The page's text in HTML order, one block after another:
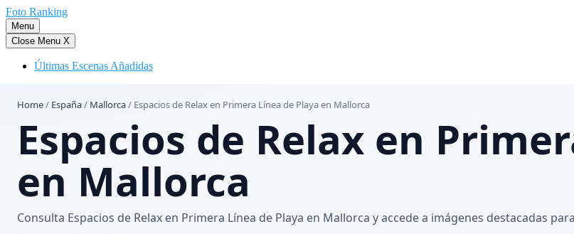
Saltar
al
contenido
Foto Ranking
Menu
Close Menu X
Últimas Escenas Añadidas
Home/ España/ Mallorca/ Espacios de Relax en Primera Línea de Playa en Mallorca
Espacios de Relax en
en Mallorca
Consulta Espacios de Relax en Primera Línea de Playa en Mallorca y accede a imágenes destacadas